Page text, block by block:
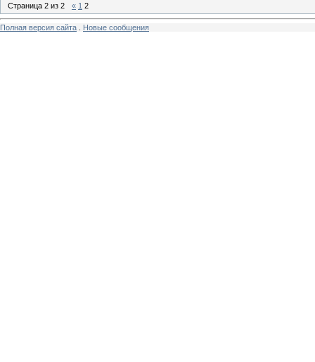
Страница 2 из 2 « 1 2
Полная версия сайта Новые сообщения